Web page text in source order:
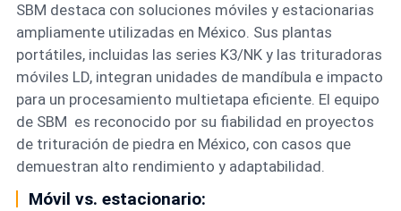
SBM destaca con soluciones móviles y estacionarias
ampliamente utilizadas en México. Sus plantas
portátiles, incluidas las series K3/NK y las trituradoras
móviles LD, integran unidades de mandíbula e impacto
para un procesamiento multietapa eficiente. El equipo
de SBM es reconocido por su fiabilidad en proyectos
de trituración de piedra en México, con casos que
demuestran alto rendimiento y adaptabilidad.
Móvil vs. estacionario: